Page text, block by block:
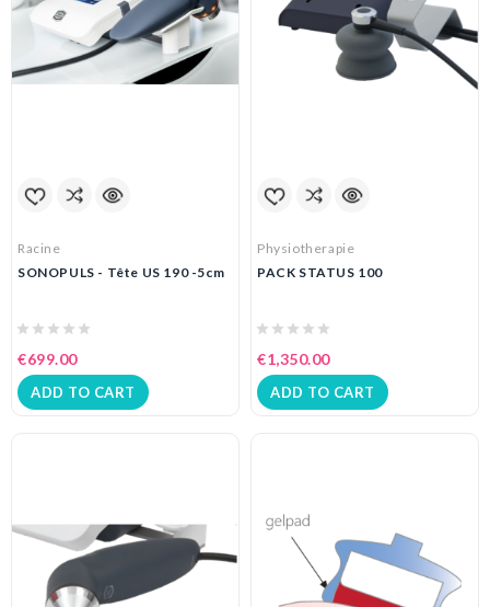
Racine
SONOPULS - Tête US 190 -5cm
€699.00
ADD TO CART
Physiotherapie
PACK STATUS 100
€1,350.00
ADD TO CART